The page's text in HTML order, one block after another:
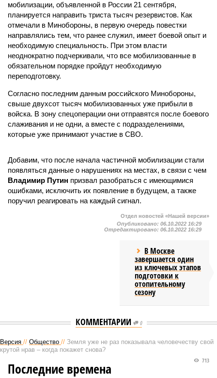
мобилизации, объявленной в России 21 сентября,
планируется направить триста тысяч резервистов. Как
отмечали в Минобороны, в первую очередь повестки
направлялись тем, что ранее служил, имеет боевой опыт и
необходимую специальность. При этом власти
неоднократно подчеркивали, что все мобилизованные в
обязательном порядке пройдут необходимую
переподготовку.
Согласно последним данным российского Минобороны,
свыше двухсот тысяч мобилизованных уже прибыли в
войска. В зону спецоперации они отправятся после боевого
слаживания и не одни, а вместе с подразделениями,
которые уже принимают участие в СВО.
Добавим, что после начала частичной мобилизации стали
появляться данные о нарушениях на местах, в связи с чем
Владимир Путин призвал разобраться с имеющимися
ошибками, исключить их появление в будущем, а также
поручил реагировать на каждый сигнал.
Отдел новостей «Нашей версии»
Опубликовано: 06.10.2022 16:29
Отредактировано: 06.10.2022 16:29
В Москве
завершается один
из ключевых этапов
подготовки к
отопительному
сезону
КОММЕНТАРИИ 0
Версия // Общество // Земля уже не раз показывала человечеству свой
крутой нрав – когда покажет снова?
713
Последние времена